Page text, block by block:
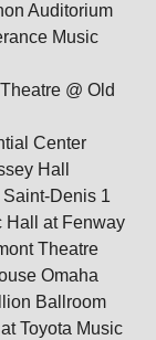
Auditorium
Music
@ Old
Center
Hall
Denis 1
Hall at Fenway
Theatre
Omaha
Ballroom
Toyota Music